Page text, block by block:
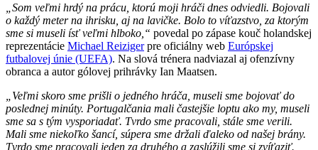
„Som veľmi hrdý na prácu, ktorú moji hráči dnes odviedli. Bojovali
o každý meter na ihrisku, aj na lavičke. Bolo to víťazstvo, za ktorým
sme si museli ísť veľmi hlboko,“ povedal po zápase kouč holandskej
reprezentácie Michael Reizigerpre oficiálny web Európskej
futbalovej únie (UEFA). Na slová trénera nadviazal aj ofenzívny
obranca a autor gólovej prihrávky Ian Maatsen.
„Veľmi skoro sme prišli o jedného hráča, museli sme bojovať do
poslednej minúty. Portugalčania mali častejšie loptu ako my, museli
sme sa s tým vysporiadať. Tvrdo sme pracovali, stále sme verili.
Mali sme niekoľko šancí, súpera sme držali ďaleko od našej brány.
Tvrdo sme pracovali jeden za druhého a zaslúžili sme si zvíťaziť.